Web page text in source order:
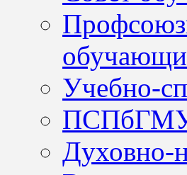
Учебно-
ПСПбГМУ
Духовно-